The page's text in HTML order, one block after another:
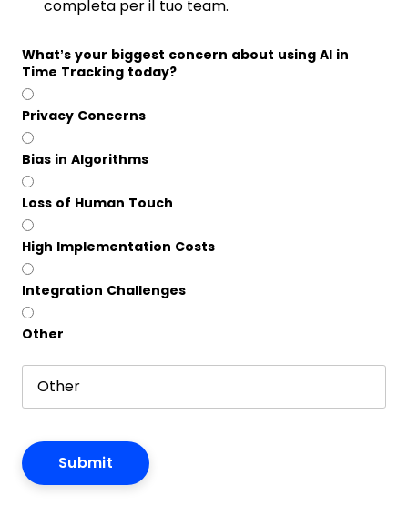
completa per il tuo team.
What’s your biggest concern about using AI in
Time Tracking today?
Privacy Concerns
Bias in Algorithms
Loss of Human Touch
High Implementation Costs
Integration Challenges
Other